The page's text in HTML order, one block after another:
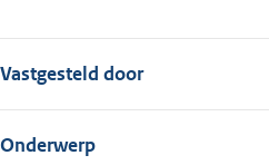
Vastgesteld door
Onderwerp